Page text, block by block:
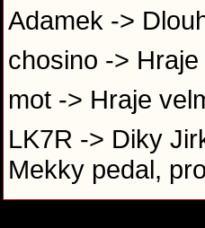
Adamek ->
chosino ->
mot -> Hraje
LK7R -> Diky
Mekky pedal,